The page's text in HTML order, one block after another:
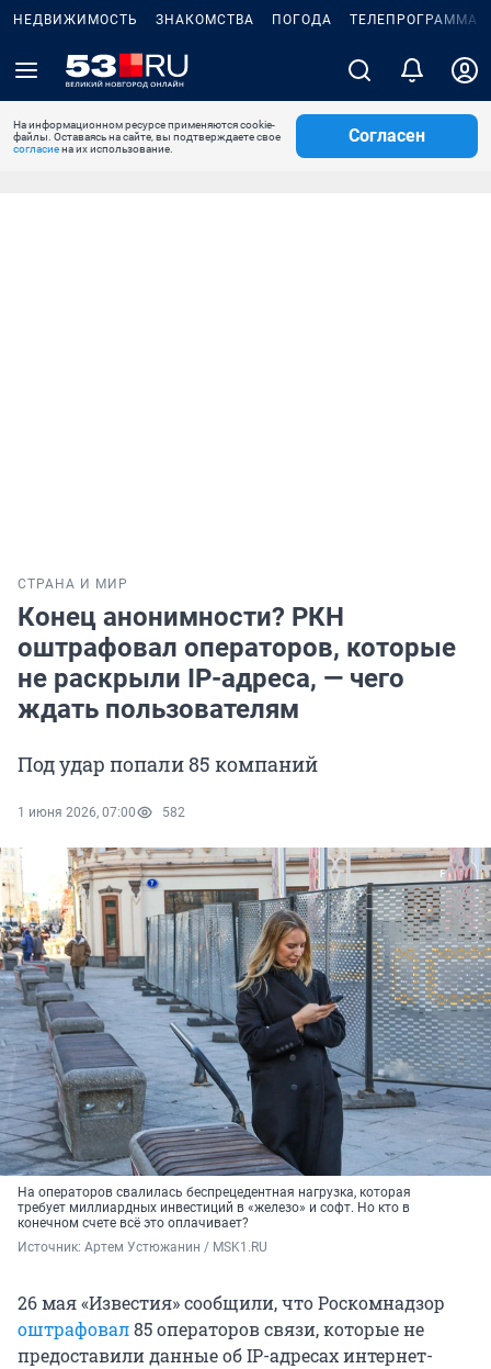
НЕДВИЖИМОСТЬ ЗНАКОМСТВА ПОГОДА ТЕЛЕПРОГРАММА
На информационном ресурсе применяются cookie-
файлы. Оставаясь на сайте, вы подтверждаете свое
согласиена их использование.
Согласен
СТРАНА И МИР
Конец анонимности? РКН
оштрафовал операторов, которые
не раскрыли IP-адреса, — чего
ждать пользователям
Под удар попали 85 компаний
1 июня 2026, 07:00 582
На операторов свалилась беспрецедентная нагрузка, которая
требует миллиардных инвестиций в «железо» и софт. Но кто в
конечном счете всё это оплачивает?
Источник: Артем Устюжанин / MSK1.RU
26 мая «Известия» сообщили, что Роскомнадзор
оштрафовал85 операторов связи, которые не
предоставили данные об IP-адресах интернет-